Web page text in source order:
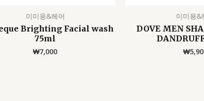
이미용&헤어
Brighting Facial wash
75ml
₩7,000
이미용&
DOVE MEN
₩